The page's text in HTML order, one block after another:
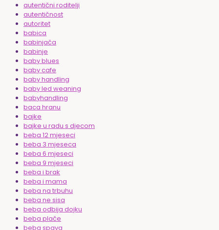
autentični roditelji
autentičnost
autoritet
babica
babinjača
babinje
baby blues
baby cafe
baby handling
baby led weaning
babyhandling
baca hranu
bajke
bajke u radu s djecom
beba 12 mjeseci
beba 3 mjeseca
beba 6 mjeseci
beba 9 mjeseci
beba i brak
beba i mama
beba na trbuhu
beba ne sisa
beba odbija dojku
beba plače
beba spava